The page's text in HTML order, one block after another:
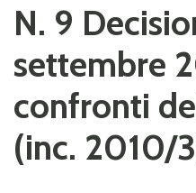
N. 9
settembre
confronti
(inc. 2010/